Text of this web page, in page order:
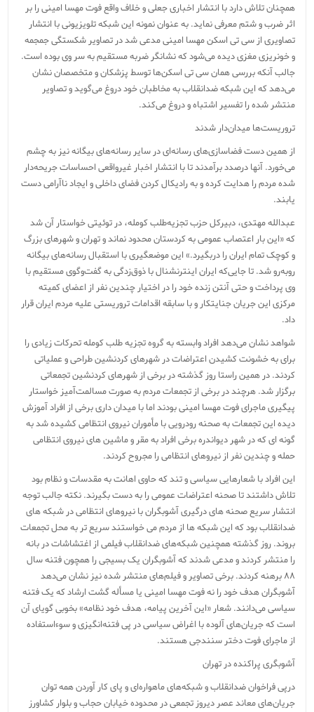
همچنان تلاش دارد با انتشار اخباری جعلی و خلاف واقع فوت مهسا امینی را بر
اثر ضرب و شتم معرفی نماید. به عنوان نمونه این شبکه تلویزیونی با انتشار
تصاویری از سی تی اسکن مهسا امینی مدعی شد در تصاویر شکستگی جمجمه
و خونریزی مغزی دیده می‌شود که نشانگر ضربه مستقیم به سر وی بوده است.
جالب آنکه بررسی همان سی تی اسکن‌ها توسط پزشکان و متخصصان نشان
می‌دهد که این شبکه ضدانقلاب به مخاطبان خود دروغ می‌گوید و تصاویر
منتشر شده را تفسیر اشتباه و دروغ می‌کند.
تروریست‌ها میدان‌دار شدند
از همین دست فضاسازی‌های رسانه‌ای در سایر رسانه‌های بیگانه نیز به چشم
می‌خورد. آنها درصدد برآمدند تا با انتشار اخبار غیرواقعی احساسات جریحه‌دار
شده مردم را هدایت کرده و به رادیکال کردن فضای داخلی و ایجاد ناآرامی دست
یابند.
عبدالله مهتدی، دبیرکل حزب تجزیه‌طلب کومله، در توئیتی خواستار آن شد
که «این بار اعتصاب عمومی به کردستان محدود نماند و تهران و شهرهای بزرگ
و کوچک تمام ایران را دربگیرد.» این موضعگیری با استقبال رسانه‌های بیگانه
روبه‌رو شد. تا جایی‌که ایران اینترنشنال با ذوق‌زدگی به گفت‌وگوی مستقیم با
وی پرداخت و حتی آنتن زنده خود را در اختیار چندین نفر از اعضای کمیته
مرکزی این جریان جنایتکار و با سابقه اقدامات تروریستی علیه مردم ایران قرار
داد.
شواهد نشان می‌دهد افراد وابسته به گروه تجزیه طلب کومله تحرکات زیادی را
برای به خشونت کشیدن اعتراضات در شهرهای کردنشین طراحی و عملیاتی
کردند. در همین راستا روز گذشته در برخی از شهرهای کردنشین تجمعاتی
برگزار شد. هرچند در برخی از تجمعات مردم به صورت مسالمت‌آمیز خواستار
پیگیری ماجرای فوت مهسا امینی بودند اما با میدان داری برخی از افراد آموزش
دیده این تجمعات به صحنه رودرویی با مأموران نیروی انتظامی کشیده شد به
گونه ای که در شهر دیواندره برخی افراد به مقر و ماشین های نیروی انتظامی
حمله و چندین نفر از نیروهای انتظامی را مجروح کردند.
این افراد با شعارهایی سیاسی و تند که حاوی اهانت به مقدسات و نظام بود
تلاش داشتند تا صحنه اعتراضات عمومی را به دست بگیرند. نکته جالب توجه
انتشار سریع صحنه های درگیری آشوبگران با نیروهای انتظامی در شبکه های
ضدانقلاب بود که این شبکه ها از مردم می خواستند سریع تر به محل تجمعات
بروند. روز گذشته همچنین شبکه‌های ضدانقلاب فیلمی از اغتشاشات در بانه
را منتشر کردند و مدعی شدند که آشوبگران یک بسیجی را همچون فتنه سال
۸۸ برهنه کردند. برخی تصاویر و فیلم‌های منتشر شده نیز نشان می‌دهد
آشوبگران هدف خود را نه فوت مهسا امینی یا مسأله گشت ارشاد که یک فتنه
سیاسی می‌دانند. شعار «این آخرین پیامه، هدف خود نظامه» بخوبی گویای آن
است که جریان‌های آلوده با اغراض سیاسی در پی فتنه‌انگیزی و سوءاستفاده
از ماجرای فوت دختر سنندجی هستند.
آشوبگری پراکنده در تهران
درپی فراخوان ضدانقلاب و شبکه‌های ماهواره‌ای و پای کار آوردن همه توان
جریان‌های معاند عصر دیروز تجمعی در محدوده خیابان حجاب و بلوار کشاورز